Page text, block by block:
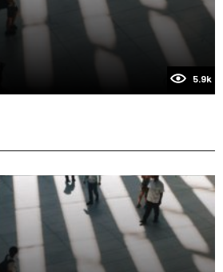
5.9k